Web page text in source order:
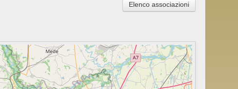
Elenco associazioni